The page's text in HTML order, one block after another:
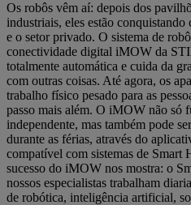
Os robôs vêm aí: depois dos
industriais, eles estão
e o setor privado. O sistema de
conectividade digital iMOW da
totalmente automática e cuida da
com outras coisas. Até agora, os
trabalho físico pesado para as
passo mais além. O iMOW não só
independente, mas também pode
durante as férias, através do
compatível com sistemas de Smart
sucesso do iMOW nos mostra: o
nossos especialistas trabalham
de robótica, inteligência artificial,